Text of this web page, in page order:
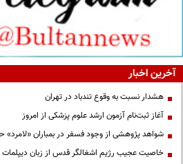
آخرین اخبار
هشدار نسبت به وقوع تندباد در تهران
آغاز ثبت‌نام آزمون ارشد علوم پزشکی از امروز
شواهد پژوهشی از وجود فسفر در بمباران «لامرد»
خاصیت عجیب رژیم اشغالگر قدس از زبان دیپلمات